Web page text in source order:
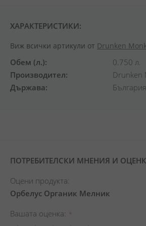
ХАРАКТЕРИСТИКИ:
Виж всички артикули от Drunken
Обем (л.)
0.750 л.
Производител
Drunken
Държава
България
ПОТРЕБИТЕЛСКИ МНЕНИЯ И
Оцени продукта:
Орбелус Органик Мелник
Вашата оценка